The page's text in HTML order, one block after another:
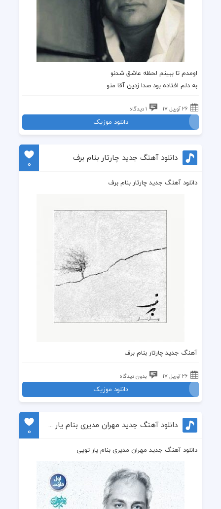
اومدم تا ببینم لحظه عاشق شدنو
به دلم افتاده بود صدا زدین آقا منو
26 آوریل 17 1 دیدگاه
دانلود موزیک
دانلود آهنگ جدید چارتار بنام برف
0
دانلود آهنگ جدید چارتار بنام برف
آهنگ جدید چارتار بنام برف
26 آوریل 17 بدون دیدگاه
دانلود موزیک
دانلود آهنگ جدید مهران مدیری بنام یار تویی
0
دانلود آهنگ جدید مهران مدیری بنام یار تویی